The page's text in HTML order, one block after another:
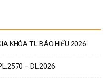
KHÓA TU BÁO HIẾU 2026
– DL.2026